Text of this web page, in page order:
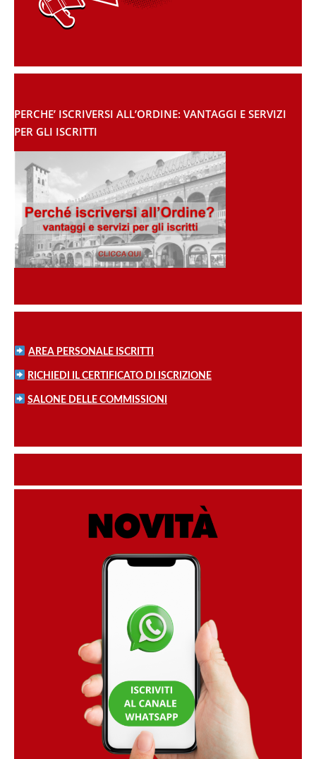
PERCHE’ ISCRIVERSI ALL’ORDINE: VANTAGGI E SERVIZI
PER GLI ISCRITTI
AREA PERSONALE ISCRITTI
RICHIEDI IL CERTIFICATO DI ISCRIZIONE
SALONE DELLE COMMISSIONI